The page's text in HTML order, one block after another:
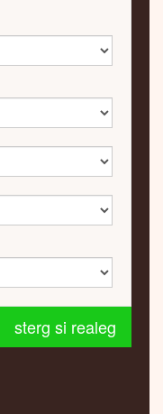
sterg si realeg